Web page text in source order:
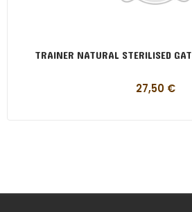
TRAINER NATURAL STERILISED
27,50 €